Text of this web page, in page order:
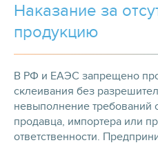
Наказание за
продукцию
В РФ и ЕАЭС запрещено
склеивания без
невыполнение требований
продавца, импортера или
ответственности.